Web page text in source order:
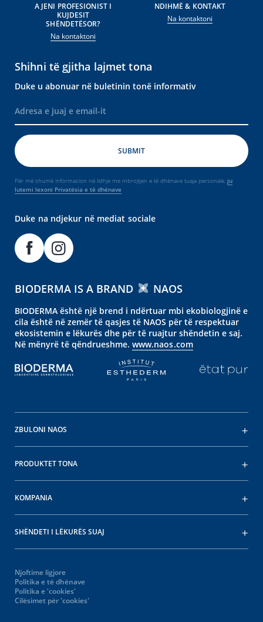
A JENI PROFESIONIST I
KUJDESIT
SHËNDETËSOR?
Na kontaktoni
NDIHMË & KONTAKT
Na kontaktoni
Shihni të gjitha lajmet tona
Duke u abonuar në buletinin tonë informativ
Për më shumë informacion në lidhje me mbrojtjen e të dhënave tuaja personale, ju
lutemi lexoni Privatësia e të dhënave
Duke na ndjekur në mediat sociale
BIODERMA IS A BRAND NAOS
BIODERMA është një brend i ndërtuar mbi ekobiologjinë e
cila është në zemër të qasjes të NAOS për të respektuar
ekosistemin e lëkurës dhe për të ruajtur shëndetin e saj.
Në mënyrë të qëndrueshme. www.naos.com
ZBULONI NAOS
PRODUKTET TONA
KOMPANIA
SHËNDETI I LËKURËS SUAJ
Njoftime ligjore
Politika e të dhënave
Politika e 'cookies'
Cilësimet për 'cookies'